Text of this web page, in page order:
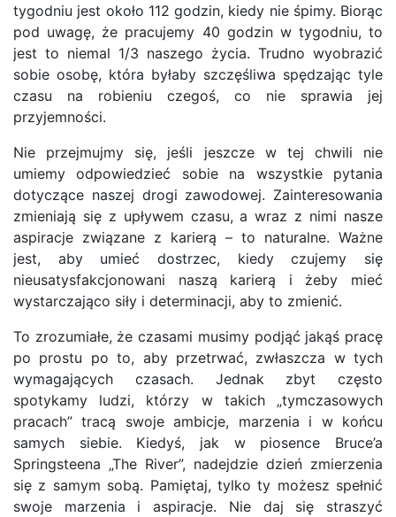
tygodniu jest około 112 godzin, kiedy nie śpimy. Biorąc
pod uwagę, że pracujemy 40 godzin w tygodniu, to
jest to niemal 1/3 naszego życia. Trudno wyobrazić
sobie osobę, która byłaby szczęśliwa spędzając tyle
czasu na robieniu czegoś, co nie sprawia jej
przyjemności.
Nie przejmujmy się, jeśli jeszcze w tej chwili nie
umiemy odpowiedzieć sobie na wszystkie pytania
dotyczące naszej drogi zawodowej. Zainteresowania
zmieniają się z upływem czasu, a wraz z nimi nasze
aspiracje związane z karierą – to naturalne. Ważne
jest, aby umieć dostrzec, kiedy czujemy się
nieusatysfakcjonowani naszą karierą i żeby mieć
wystarczająco siły i determinacji, aby to zmienić.
To zrozumiałe, że czasami musimy podjąć jakąś pracę
po prostu po to, aby przetrwać, zwłaszcza w tych
wymagających czasach. Jednak zbyt często
spotykamy ludzi, którzy w takich „tymczasowych
pracach” tracą swoje ambicje, marzenia i w końcu
samych siebie. Kiedyś, jak w piosence Bruce’a
Springsteena „The River”, nadejdzie dzień zmierzenia
się z samym sobą. Pamiętaj, tylko ty możesz spełnić
swoje marzenia i aspiracje. Nie daj się straszyć